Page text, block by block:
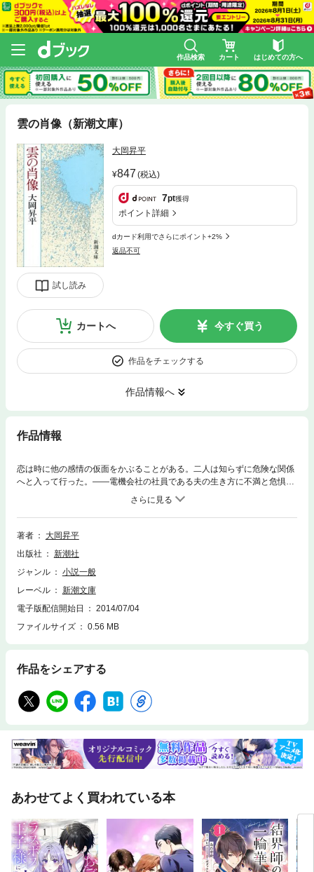
作品検索 カート はじめての方へ
雲の肖像（新潮文庫）
試し読み
大岡昇平
847 (税込)
7pt獲得
ポイント詳細
dカード利用でさらにポイント+2%
返品不可
カートへ 今すぐ買う
作品をチェックする
作品情報へ
作品情報
恋は時に他の感情の仮面をかぶることがある。二人は知らずに危険な関係
へと入って行った。——電機会社の社員である夫の生き方に不満と危惧の
念を抱く妻の立子と、彼女に同情を寄せる向こう見ずで一本気な村上。テ
レビ電波の免許をめぐる関連産業間の熾烈な争いを背景に、若い人妻と誠
実な青年が奏でる愛のロマネスク。美しくもつつましやかな愛のゆくえを
鮮やかに描く。
著者
大岡昇平
出版社
新潮社
ジャンル
小説一般
レーベル
新潮文庫
電子版配信開始日
2014/07/04
ファイルサイズ
0.56 MB
作品をシェアする
あわせてよく買われている本